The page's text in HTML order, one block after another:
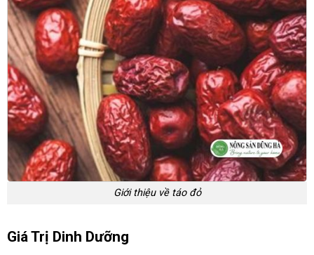
Giới thiệu về táo đỏ
Giá Trị Dinh Dưỡng